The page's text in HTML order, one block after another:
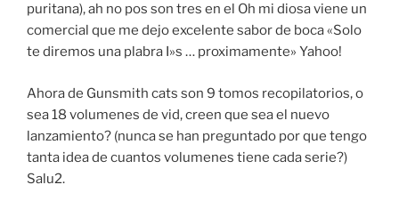
puritana), ah no pos son tres en el Oh mi diosa viene un
comercial que me dejo excelente sabor de boca «Solo
te diremos una plabra I»s … proximamente» Yahoo!
Ahora de Gunsmith cats son 9 tomos recopilatorios, o
sea 18 volumenes de vid, creen que sea el nuevo
lanzamiento? (nunca se han preguntado por que tengo
tanta idea de cuantos volumenes tiene cada serie?)
Salu2.